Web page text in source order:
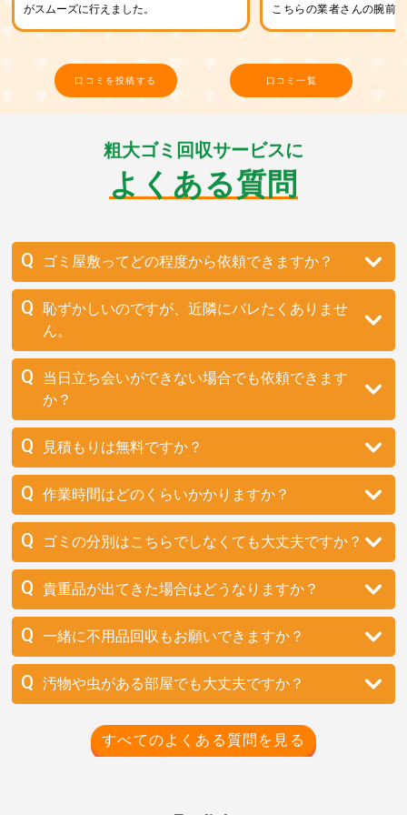
がスムーズに行えました。
こちらの業者さんの腕前
口コミを投稿する 口コミ一覧
粗大ゴミ回収サービスに
よくある質問
ゴミ屋敷ってどの程度から依頼できますか？
恥ずかしいのですが、近隣にバレたくありませ
ん。
当日立ち会いができない場合でも依頼できます
か？
見積もりは無料ですか？
作業時間はどのくらいかかりますか？
ゴミの分別はこちらでしなくても大丈夫ですか？
貴重品が出てきた場合はどうなりますか？
一緒に不用品回収もお願いできますか？
汚物や虫がある部屋でも大丈夫ですか？
すべてのよくある質問を見る